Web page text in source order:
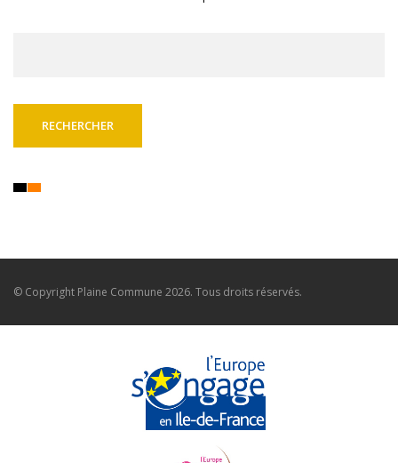
© Copyright Plaine Commune 2026. Tous droits réservés.